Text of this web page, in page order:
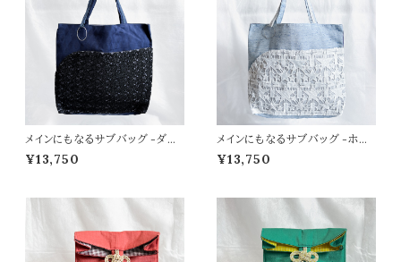
メインにもなるサブバッグ -ダイ
ヤネイビー×グレーー
¥13,750
メインにもなるサブバッグ -ホワ
イトスター×ネイビー
¥13,750